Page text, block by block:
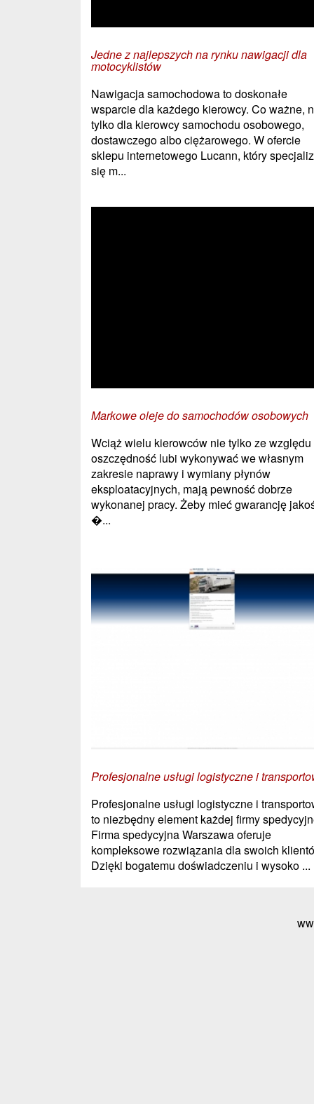
Jedne z najlepszych na rynku nawigacji dla
motocyklistów
Nawigacja samochodowa to doskonałe
wsparcie dla każdego kierowcy. Co ważne,
tylko dla kierowcy samochodu osobowego,
dostawczego albo ciężarowego. W ofercie
sklepu internetowego Lucann, który
się m...
Markowe oleje do samochodów osobowych
Wciąż wielu kierowców nie tylko ze względu
oszczędność lubi wykonywać we własnym
zakresie naprawy i wymiany płynów
eksploatacyjnych, mają pewność dobrze
wykonanej pracy. Żeby mieć gwarancję
�...
Profesjonalne usługi logistyczne i
Profesjonalne usługi logistyczne i
to niezbędny element każdej firmy
Firma spedycyjna Warszawa oferuje
kompleksowe rozwiązania dla swoich
Dzięki bogatemu doświadczeniu i wysoko ...